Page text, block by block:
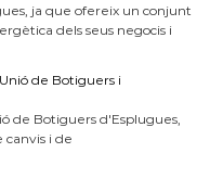
ja que ofereix un conjunt
dels seus negocis i
de Botiguers i
de Botiguers d'Esplugues,
canvis i de